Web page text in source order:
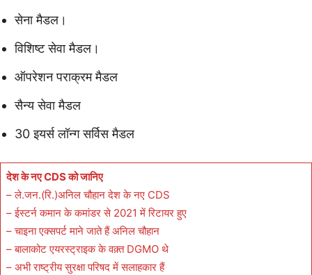
सेना मैडल।
विशिष्ट सेवा मैडल।
ऑपरेशन पराक्रम मैडल
सैन्य सेवा मैडल
30 इयर्स लॉन्ग सर्विस मैडल
देश के नए CDS को जानिए
– ले.जन.(रि.)अनिल चौहान देश के नए CDS
– ईस्टर्न कमान के कमांडर से 2021 में रिटायर हुए
– चाइना एक्सपर्ट माने जाते हैं अनिल चौहान
– बालाकोट एयरस्ट्राइक के वक़्त DGMO थे
– अभी राष्ट्रीय सुरक्षा परिषद में सलाहकार हैं